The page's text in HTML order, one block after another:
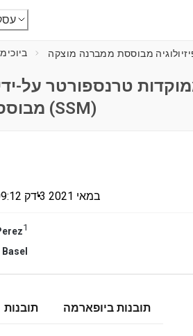
טרנספורטר על-ידי
מבוססת ממברנה מוצקה (SSM)
דק'
• 3 במאי 2021
1
תובנות תובנות ביופארמה